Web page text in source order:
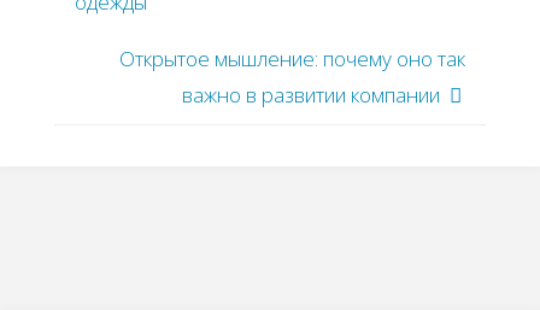
Открытое мышление: почему оно так
важно в развитии компании